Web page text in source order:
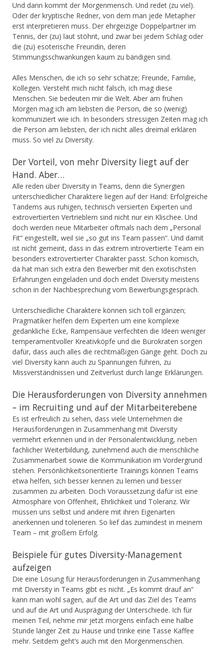
Und dann kommt der Morgenmensch. Und redet (zu viel).
Oder der kryptische Redner, von dem man jede Metapher
erst interpretieren muss. Der ehrgeizige Doppelpartner im
Tennis, der (zu) laut stöhnt, und zwar bei jedem Schlag oder
die (zu) esoterische Freundin, deren
Stimmungsschwankungen kaum zu bändigen sind.
Alles Menschen, die ich so sehr schätze; Freunde, Familie,
Kollegen. Versteht mich nicht falsch, ich mag diese
Menschen. Sie bedeuten mir die Welt. Aber am frühen
Morgen mag ich am liebsten die Person, die so (wenig)
kommuniziert wie ich. In besonders stressigen Zeiten mag ich
die Person am liebsten, der ich nicht alles dreimal erklären
muss. So viel zu Diversity.
Der Vorteil, von mehr Diversity liegt auf der
Hand. Aber…
Alle reden über Diversity in Teams, denn die Synergien
unterschiedlicher Charaktere liegen auf der Hand: Erfolgreiche
Tandems aus ruhigen, technisch versierten Experten und
extrovertierten Vertrieblern sind nicht nur ein Klischee. Und
doch werden neue Mitarbeiter oftmals nach dem „Personal
Fit“ eingestellt, weil sie „so gut ins Team passen“. Und damit
ist nicht gemeint, dass in das extrem introvertierte Team ein
besonders extrovertierter Charakter passt. Schon komisch,
da hat man sich extra den Bewerber mit den exotischsten
Erfahrungen eingeladen und doch endet Diversity meistens
schon in der Nachbesprechung vom Bewerbungsgespräch.
Unterschiedliche Charaktere können sich toll ergänzen;
Pragmatiker helfen dem Experten um eine komplexe
gedankliche Ecke, Rampensäue verfechten die Ideen weniger
temperamentvoller Kreativköpfe und die Bürokraten sorgen
dafür, dass auch alles die rechtmäßigen Gänge geht. Doch zu
viel Diversity kann auch zu Spannungen führen, zu
Missverständnissen und Zeitverlust durch lange Erklärungen.
Die Herausforderungen von Diversity annehmen
– im Recruiting und auf der Mitarbeiterebene
Es ist erfreulich zu sehen, dass viele Unternehmen die
Herausforderungen in Zusammenhang mit Diversity
vermehrt erkennen und in der Personalentwicklung, neben
fachlicher Weiterbildung, zunehmend auch die menschliche
Zusammenarbeit sowie die Kommunikation im Vordergrund
stehen. Persönlichkeitsorientierte Trainings können Teams
etwa helfen, sich besser kennen zu lernen und besser
zusammen zu arbeiten. Doch Voraussetzung dafür ist eine
Atmosphäre von Offenheit, Ehrlichkeit und Toleranz. Wir
müssen uns selbst und andere mit ihren Eigenarten
anerkennen und tolerieren. So lief das zumindest in meinem
Team – mit großem Erfolg.
Beispiele für gutes Diversity-Management
aufzeigen
Die eine Lösung für Herausforderungen in Zusammenhang
mit Diversity in Teams gibt es nicht. „Es kommt drauf an“
kann man wohl sagen, auf die Art und das Ziel des Teams
und auf die Art und Ausprägung der Unterschiede. Ich für
meinen Teil, nehme mir jetzt morgens einfach eine halbe
Stunde länger Zeit zu Hause und trinke eine Tasse Kaffee
mehr. Seitdem geht’s auch mit den Morgenmenschen.